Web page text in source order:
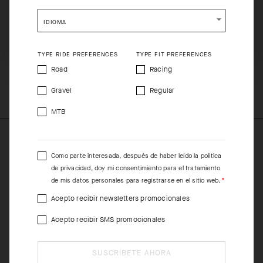
agobiante en condiciones calurosas o interferir con otras piezas
del layering system en días frescos o fríos. También cuenta con
un diseño superplegable: guárdalo en un bolsillo y olvídate de él
COMPOSITION
56%Polyester 22%Elastane 22%Polyamide
shopping will remove all contents from shopping bag.
IDIOMA
TYPE RIDE PREFERENCES
Road
Gravel
MTB
TYPE FIT PREFERENCES
Racing
Regular
Como parte interesada, después de haber leído la política
de privacidad, doy mi consentimiento para el tratamiento
de mis datos personales para registrarse en el sitio web.
Acepto recibir newsletters promocionales
Acepto recibir SMS promocionales
SUSCRÍBETE AHORA